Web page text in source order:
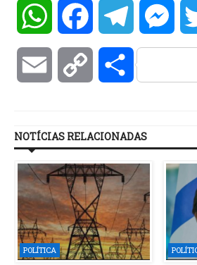
WhatsAppFacebookTelegram
Email Copy
NOTÍCIAS RELACIONADAS
POLÍTICA